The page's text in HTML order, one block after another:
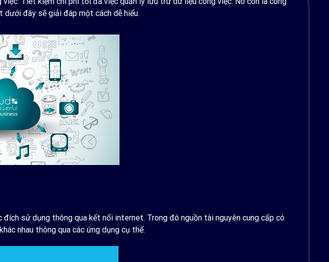
dưới đây sẽ giải đáp một cách dễ hiểu.
sử dụng thông qua kết nối internet. Trong đó nguồn tài nguyên cung cấp có
nhau thông qua các ứng dụng cụ thể.